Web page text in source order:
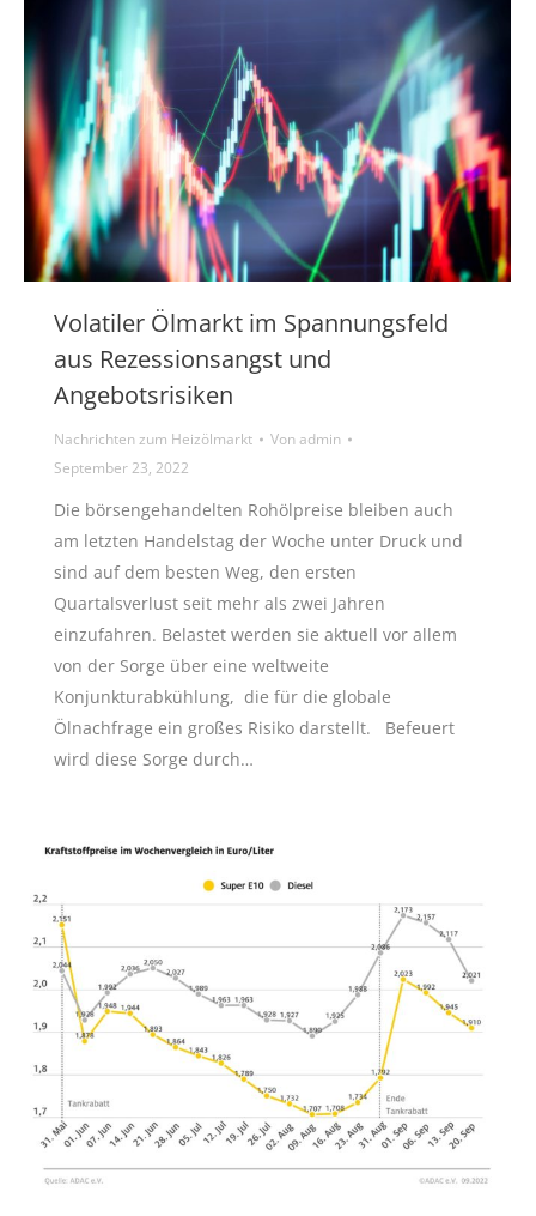
Volatiler Ölmarkt im Spannungsfeld
aus Rezessionsangst und
Angebotsrisiken
Nachrichten zum Heizölmarkt Vonadmin
September 23, 2022
Die börsengehandelten Rohölpreise bleiben auch
am letzten Handelstag der Woche unter Druck und
sind auf dem besten Weg, den ersten
Quartalsverlust seit mehr als zwei Jahren
einzufahren. Belastet werden sie aktuell vor allem
von der Sorge über eine weltweite
Konjunkturabkühlung, die für die globale
Ölnachfrage ein großes Risiko darstellt. Befeuert
wird diese Sorge durch…